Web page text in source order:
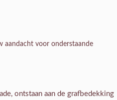
aandacht voor onderstaande
ontstaan aan de grafbedekking